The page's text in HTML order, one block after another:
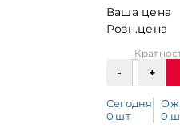
Ваша цена
Розн.цена
Сегодня
0 шт
0